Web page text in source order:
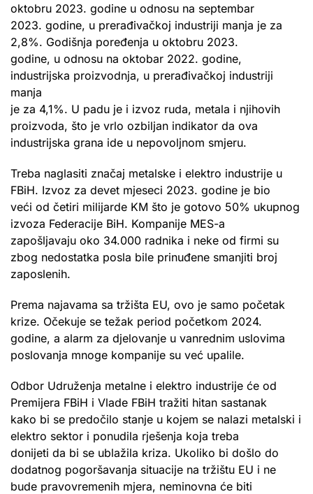
oktobru 2023. godine u odnosu na septembar
2023. godine, u prerađivačkoj industriji manja je za
2,8%. Godišnja poređenja u oktobru 2023.
godine, u odnosu na oktobar 2022. godine,
industrijska proizvodnja, u prerađivačkoj industriji
manja
je za 4,1%. U padu je i izvoz ruda, metala i njihovih
proizvoda, što je vrlo ozbiljan indikator da ova
industrijska grana ide u nepovoljnom smjeru.
Treba naglasiti značaj metalske i elektro industrije u
FBiH. Izvoz za devet mjeseci 2023. godine je bio
veći od četiri milijarde KM što je gotovo 50% ukupnog
izvoza Federacije BiH. Kompanije MES-a
zapošljavaju oko 34.000 radnika i neke od firmi su
zbog nedostatka posla bile prinuđene smanjiti broj
zaposlenih.
Prema najavama sa tržišta EU, ovo je samo početak
krize. Očekuje se težak period početkom 2024.
godine, a alarm za djelovanje u vanrednim uslovima
poslovanja mnoge kompanije su već upalile.
Odbor Udruženja metalne i elektro industrije će od
Premijera FBiH i Vlade FBiH tražiti hitan sastanak
kako bi se predočilo stanje u kojem se nalazi metalski i
elektro sektor i ponudila rješenja koja treba
donijeti da bi se ublažila kriza. Ukoliko bi došlo do
dodatnog pogoršavanja situacije na tržištu EU i ne
bude pravovremenih mjera, neminovna će biti